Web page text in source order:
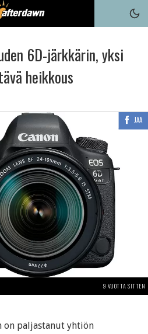
6D-järkkärin, yksi
heikkous
JAA
9 VUOTTA SITTEN
on paljastanut yhtiön